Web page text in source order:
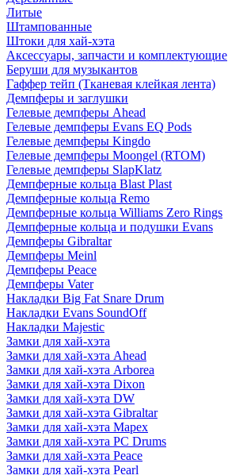
Литые
Штампованные
Штоки для хай-хэта
Аксессуары, запчасти и комплектующие
Беруши для музыкантов
Гаффер тейп (Тканевая клейкая лента)
Демпферы и заглушки
Гелевые демпферы Ahead
Гелевые демпферы Evans EQ Pods
Гелевые демпферы Kingdo
Гелевые демпферы Moongel (RTOM)
Гелевые демпферы SlapKlatz
Демпферные кольца Blast Plast
Демпферные кольца Remo
Демпферные кольца Williams Zero Rings
Демпферные кольца и подушки Evans
Демпферы Gibraltar
Демпферы Meinl
Демпферы Peace
Демпферы Vater
Накладки Big Fat Snare Drum
Накладки Evans SoundOff
Накладки Majestic
Замки для хай-хэта
Замки для хай-хэта Ahead
Замки для хай-хэта Arborea
Замки для хай-хэта Dixon
Замки для хай-хэта DW
Замки для хай-хэта Gibraltar
Замки для хай-хэта Mapex
Замки для хай-хэта PC Drums
Замки для хай-хэта Peace
Замки для хай-хэта Pearl